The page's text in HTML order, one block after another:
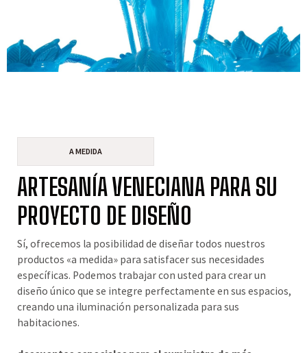
A MEDIDA
ARTESANÍA VENECIANA PARA SU
PROYECTO DE DISEÑO
Sí, ofrecemos la posibilidad de diseñar todos nuestros
productos «a medida» para satisfacer sus necesidades
específicas. Podemos trabajar con usted para crear un
diseño único que se integre perfectamente en sus espacios,
creando una iluminación personalizada para sus
habitaciones.